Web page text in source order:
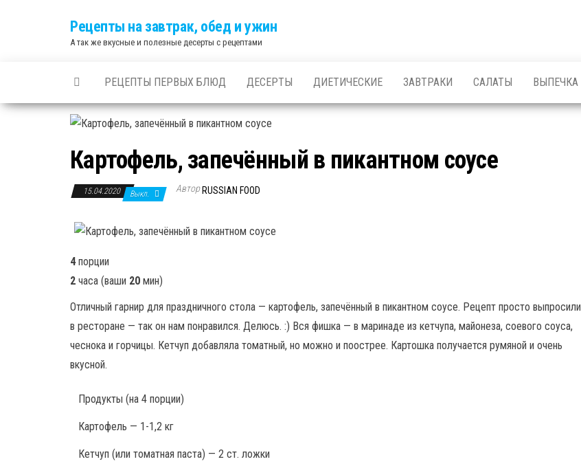
Рецепты на завтрак, обед и ужин
А так же вкусные и полезные десерты с рецептами
РЕЦЕПТЫ ПЕРВЫХ БЛЮД ДЕСЕРТЫ ДИЕТИЧЕСКИЕ ЗАВТРАКИ САЛАТЫ ВЫПЕЧКА
Картофель, запечённый в пикантном соусе
15.04.2020 Выкл. Автор RUSSIAN FOOD
4 порции
2 часа (ваши 20 мин)
Отличный гарнир для праздничного стола — картофель, запечённый в пикантном соусе. Рецепт просто выпросили
в ресторане — так он нам понравился. Делюсь. :) Вся фишка — в маринаде из кетчупа, майонеза, соевого соуса,
чеснока и горчицы. Кетчуп добавляла томатный, но можно и поострее. Картошка получается румяной и очень
вкусной.
Продукты (на 4 порции)
Картофель — 1-1,2 кг
Кетчуп (или томатная паста) — 2 ст. ложки